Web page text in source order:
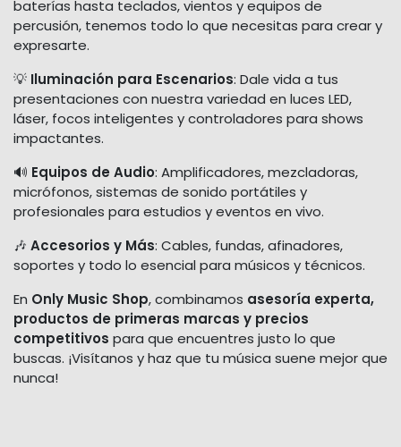
baterías hasta teclados, vientos y equipos de
percusión, tenemos todo lo que necesitas para crear y
expresarte.
💡 Iluminación para Escenarios: Dale vida a tus
presentaciones con nuestra variedad en luces LED,
láser, focos inteligentes y controladores para shows
impactantes.
🔊 Equipos de Audio: Amplificadores, mezcladoras,
micrófonos, sistemas de sonido portátiles y
profesionales para estudios y eventos en vivo.
🎶 Accesorios y Más: Cables, fundas, afinadores,
soportes y todo lo esencial para músicos y técnicos.
En Only Music Shop, combinamos asesoría experta,
productos de primeras marcas y precios
competitivos para que encuentres justo lo que
buscas. ¡Visítanos y haz que tu música suene mejor que
nunca!